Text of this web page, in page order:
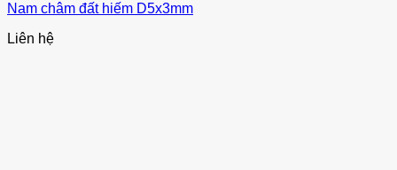
Nam châm đất hiếm D5x3mm
Liên hệ